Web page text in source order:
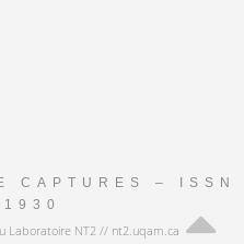
CAPTURES – ISSN
Laboratoire NT2 // nt2.uqam.ca